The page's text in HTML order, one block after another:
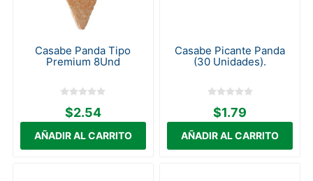
Casabe Panda Tipo
Premium 8Und
$2.54
Casabe Picante Panda
(30 Unidades).
$1.79